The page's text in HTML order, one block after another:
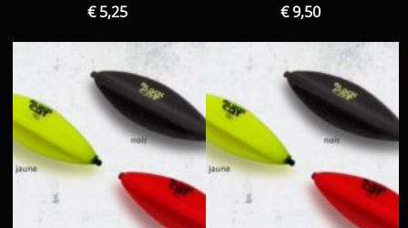
€ 5,25
€ 9,50